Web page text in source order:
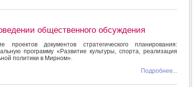
общественного обсуждения
документов стратегического планирования:
программу «Развитие культуры, спорта, реализация
политики в Мирном».
Подробнее...